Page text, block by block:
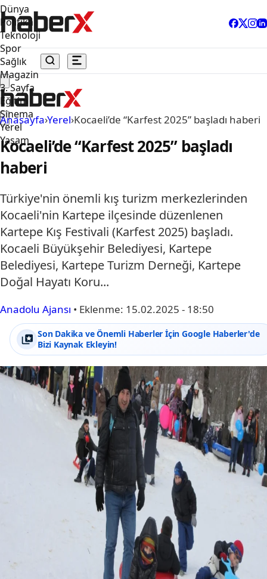
Dünya
Politika
Teknoloji
Spor
Sağlık
Magazin
3. Sayfa
Eğitim
Sinema
Yerel
Yaşam
Anasayfa›Yerel›Kocaeli’de “Karfest 2025” başladı haberi
Kocaeli’de “Karfest 2025” başladı
haberi
Türkiye'nin önemli kış turizm merkezlerinden
Kocaeli'nin Kartepe ilçesinde düzenlenen
Kartepe Kış Festivali (Karfest 2025) başladı.
Kocaeli Büyükşehir Belediyesi, Kartepe
Belediyesi, Kartepe Turizm Derneği, Kartepe
Doğal Hayatı Koru...
Anadolu Ajansı • Eklenme: 15.02.2025 - 18:50
Son Dakika ve Önemli Haberler İçin Google Haberler'de
Bizi Kaynak Ekleyin!